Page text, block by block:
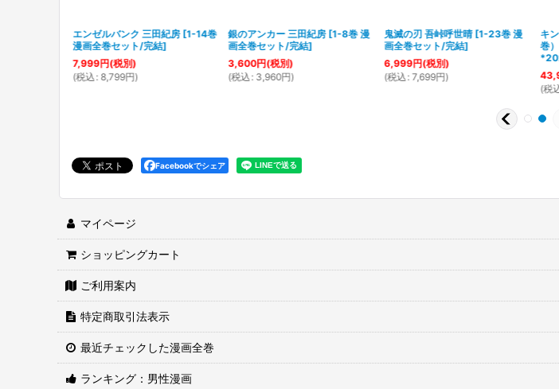
エンゼルバンク 三田紀房 [1-14巻
漫画全巻セット/完結]
7,999円(税別)
(税込: 8,799円)
銀のアンカー 三田紀房 [1-8巻 漫
画全巻セット/完結]
3,600円(税別)
(税込: 3,960円)
鬼滅の刃 吾峠呼世晴 [1-23巻 漫
画全巻セット/完結]
6,999円(税別)
(税込: 7,699円)
キ
巻
(税
Facebookでシェア
マイページ
ショッピングカート
ご利用案内
特定商取引法表示
最近チェックした漫画全巻
ランキング：男性漫画